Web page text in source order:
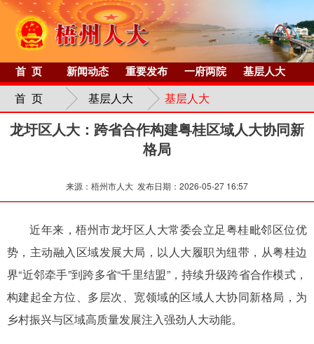
首 页 新闻动态 重要发布 一府两院 基层人大
首 页 基层人大 基层人大
龙圩区人大：跨省合作构建粤桂区域人大协同新
格局
来源：梧州市人大 发布日期：2026-05-27 16:57
近年来，梧州市龙圩区人大常委会立足粤桂毗邻区位优
势，主动融入区域发展大局，以人大履职为纽带，从粤桂边
界“近邻牵手”到跨多省“千里结盟”，持续升级跨省合作模式，
构建起全方位、多层次、宽领域的区域人大协同新格局，为
乡村振兴与区域高质量发展注入强劲人大动能。